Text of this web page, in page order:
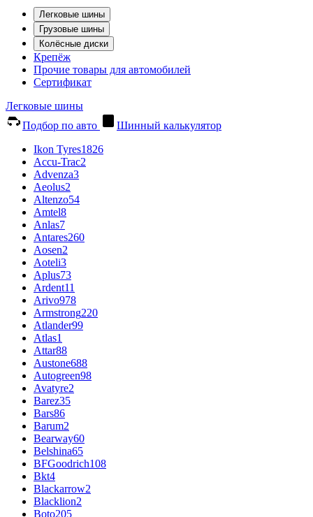
Легковые шины
Грузовые шины
Колёсные диски
Крепёж
Прочие товары для автомобилей
Сертификат
Легковые шины
Подбор по авто
Шинный калькулятор
Ikon Tyres1826
Accu-Trac2
Advenza3
Aeolus2
Altenzo54
Amtel8
Anlas7
Antares260
Aosen2
Aoteli3
Aplus73
Ardent11
Arivo978
Armstrong220
Atlander99
Atlas1
Attar88
Austone688
Autogreen98
Avatyre2
Barez35
Bars86
Barum2
Bearway60
Belshina65
BFGoodrich108
Bkt4
Blackarrow2
Blacklion2
Boto205